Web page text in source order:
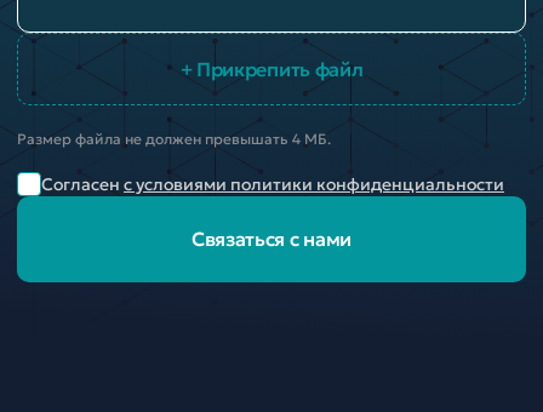
+ Прикрепить файл
Размер файла не должен превышать 4 МБ.
Согласен с условиями политики конфиденциальности
Связаться с нами